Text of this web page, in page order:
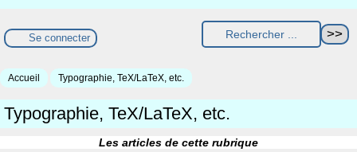
Se connecter
Accueil Typographie, TeX/LaTeX, etc.
Typographie, TeX/LaTeX, etc.
Les articles de cette rubrique